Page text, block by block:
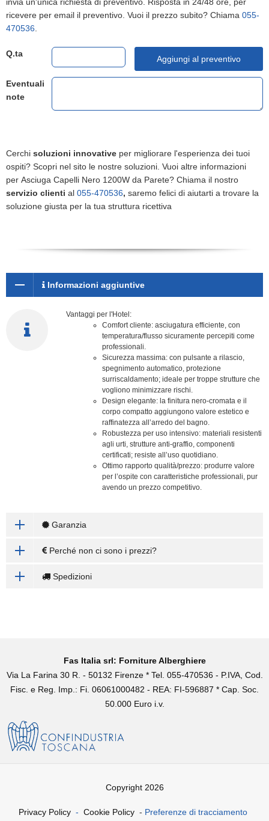
invia un'unica richiesta di preventivo. Risposta in 24/48 ore, per
ricevere per email il preventivo. Vuoi il prezzo subito? Chiama 055-
470536.
Q.ta
Aggiungi al preventivo
Eventuali
note
Cerchi soluzioni innovative per migliorare l'esperienza dei tuoi
ospiti? Scopri nel sito le nostre soluzioni. Vuoi altre informazioni
per Asciuga Capelli Nero 1200W da Parete? Chiama il nostro
servizio clienti al 055-470536, saremo felici di aiutarti a trovare la
soluzione giusta per la tua struttura ricettiva
Informazioni aggiuntive
Vantaggi per l'Hotel:
Comfort cliente: asciugatura efficiente, con
temperatura/flusso sicuramente percepiti come
professionali.
Sicurezza massima: con pulsante a rilascio,
spegnimento automatico, protezione
surriscaldamento; ideale per troppe strutture che
vogliono minimizzare rischi.
Design elegante: la finitura nero-cromata e il
corpo compatto aggiungono valore estetico e
raffinatezza all’arredo del bagno.
Robustezza per uso intensivo: materiali resistenti
agli urti, strutture anti-graffio, componenti
certificati; resiste all’uso quotidiano.
Ottimo rapporto qualità/prezzo: produrre valore
per l’ospite con caratteristiche professionali, pur
avendo un prezzo competitivo.
Garanzia
Perché non ci sono i prezzi?
Spedizioni
Fas Italia srl: Forniture Alberghiere
Via La Farina 30 R. - 50132 Firenze * Tel. 055-470536 - P.IVA, Cod.
Fisc. e Reg. Imp.: Fi. 06061000482 - REA: FI-596887 * Cap. Soc.
50.000 Euro i.v.
Copyright 2026
Privacy Policy - Cookie Policy - Preferenze di tracciamento